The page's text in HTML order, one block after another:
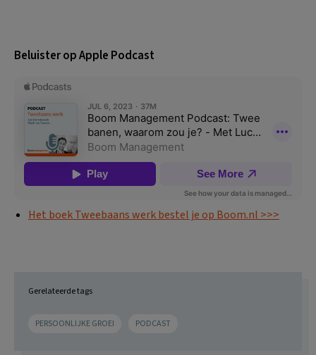
Beluister op Apple Podcast
Het boek Tweebaans werk bestel je op Boom.nl >>>
Gerelateerde tags
PERSOONLIJKE GROEI PODCAST